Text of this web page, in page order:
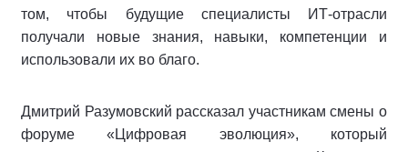
том, чтобы будущие специалисты ИТ-отрасли
получали новые знания, навыки, компетенции и
использовали их во благо.
Дмитрий Разумовский рассказал участникам смены о
форуме «Цифровая эволюция», который